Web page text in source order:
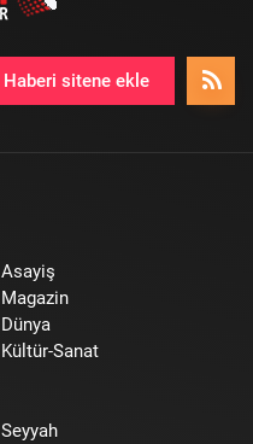
Haberi sitene ekle
Asayiş
Magazin
Dünya
Kültür-Sanat
Seyyah